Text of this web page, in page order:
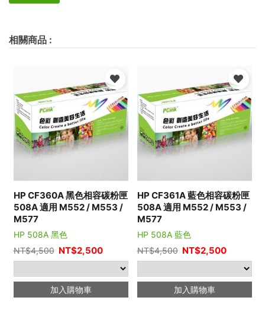
相關商品 :
HP CF360A 黑色相容碳粉匣
508A 適用 M552 / M553 /
M577
HP 508A 黑色
NT$4,500 NT$2,500
加入購物車
HP CF361A 藍色相容碳粉匣
508A 適用 M552 / M553 /
M577
HP 508A 藍色
NT$4,500 NT$2,500
加入購物車